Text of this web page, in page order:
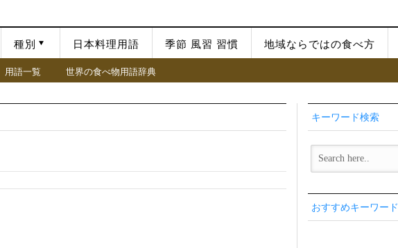
種別 日本料理用語 季節 風習 習慣 地域ならではの食べ方
用語一覧 世界の食べ物用語辞典
キーワード検索
おすすめキーワード